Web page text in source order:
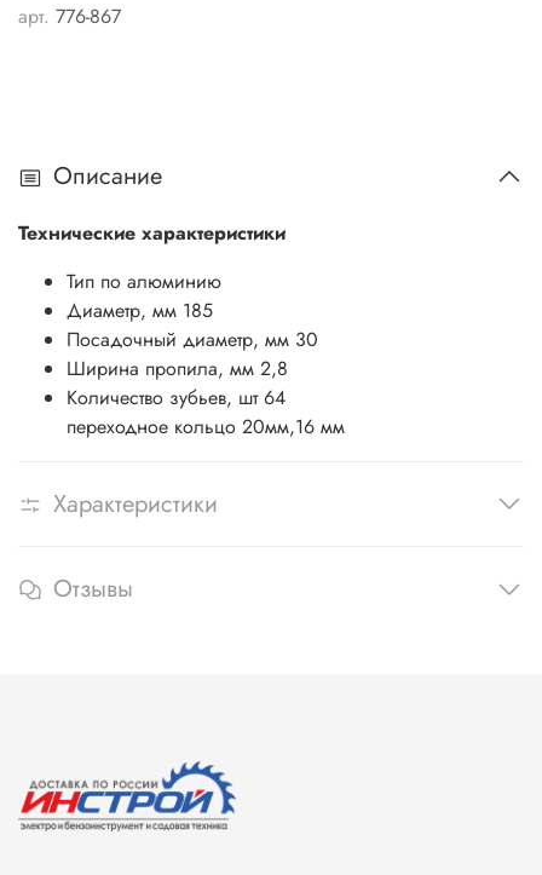
арт. 776-867
Описание
Технические характеристики
Тип по алюминию
Диаметр, мм 185
Посадочный диаметр, мм 30
Ширина пропила, мм 2,8
Количество зубьев, шт 64
переходное кольцо 20мм,16 мм
Характеристики
Отзывы